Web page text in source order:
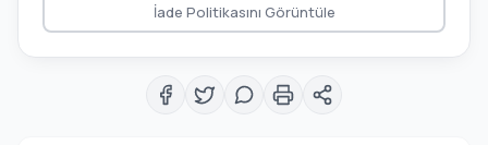
İade Politikasını Görüntüle